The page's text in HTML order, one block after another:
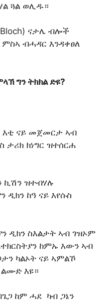
ጓል ወሊዱ።
ናታሌ ብሎች
ብሓዳር እንዳቀፀለ
ግን ትክክል ድዩ?
እቲ ናይ መጀመርታ ኣብ
ታሪክ ክነግር ዝተሰርሐ
ኪሽን ዝተብሃሉ
ዲክን ከዓ ናይ እየሱስ
ዲክን ስእልታት ኣብ ገዝኦም
ከምኡ እውን ኣብ
ካልኦት ናይ ኣምልኾ
እዩ።
ከም ሓደ ካብ ጋኔን